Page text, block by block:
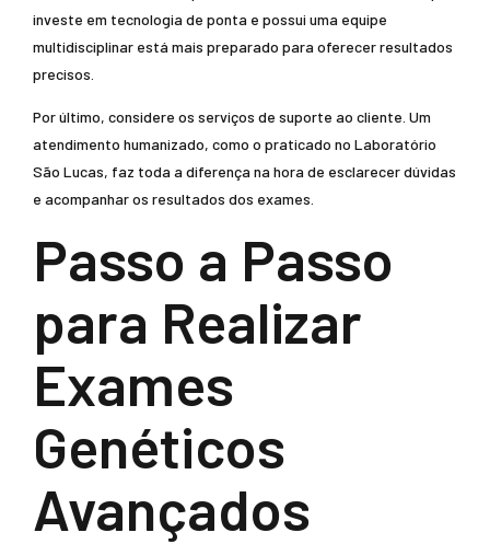
investe em tecnologia de ponta e possui uma equipe
multidisciplinar está mais preparado para oferecer resultados
precisos.
Por último, considere os serviços de suporte ao cliente. Um
atendimento humanizado, como o praticado no Laboratório
São Lucas, faz toda a diferença na hora de esclarecer dúvidas
e acompanhar os resultados dos exames.
Passo a Passo
para Realizar
Exames
Genéticos
Avançados